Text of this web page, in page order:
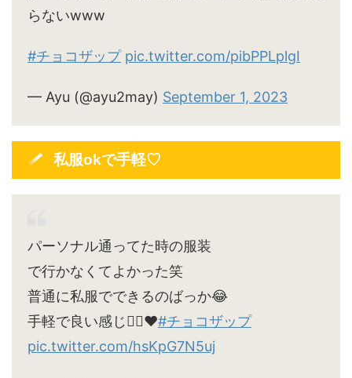
らないwww
#チョコザップ pic.twitter.com/pibPPLplgI
— Ayu (@ayu2may) September 1, 2023
私服okで手軽♡
パーソナル通ってた時の服装
で行かなくてよかった笑
普通に私服でできるのばっか😂
手軽で良い感じ🙆‍♀️♥#チョコザップ
pic.twitter.com/hsKpG7N5uj